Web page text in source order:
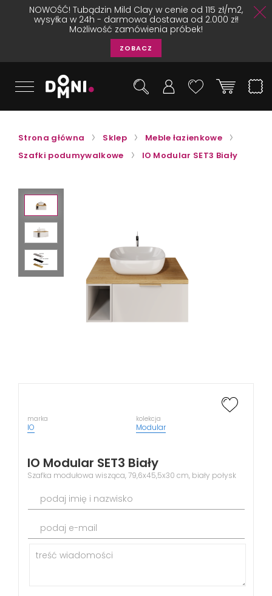
NOWOŚĆ! Tubądzin Mild Clay w cenie od 115 zł/m2,
wysyłka w 24h - darmowa dostawa od 2.000 zł!
Możliwość zamówienia próbek!
ZOBACZ
Strona główna Sklep
Meble łazienkowe
Szafki podumywalkowe
IO Modular SET3 Biały
marka
IO
kolekcja
Modular
IO Modular SET3 Biały
Szafka modułowa wisząca, 79,6x45,5x30 cm, biały połysk
podaj imię i nazwisko
podaj e-mail